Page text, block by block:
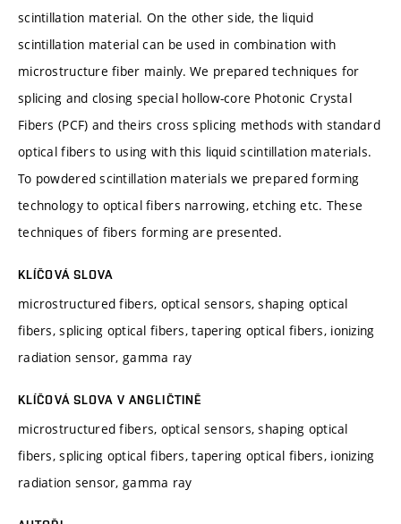
scintillation material. On the other side, the liquid
scintillation material can be used in combination with
microstructure fiber mainly. We prepared techniques for
splicing and closing special hollow-core Photonic Crystal
Fibers (PCF) and theirs cross splicing methods with standard
optical fibers to using with this liquid scintillation materials.
To powdered scintillation materials we prepared forming
technology to optical fibers narrowing, etching etc. These
techniques of fibers forming are presented.
KLÍČOVÁ SLOVA
microstructured fibers, optical sensors, shaping optical
fibers, splicing optical fibers, tapering optical fibers, ionizing
radiation sensor, gamma ray
KLÍČOVÁ SLOVA V ANGLIČTINĚ
microstructured fibers, optical sensors, shaping optical
fibers, splicing optical fibers, tapering optical fibers, ionizing
radiation sensor, gamma ray